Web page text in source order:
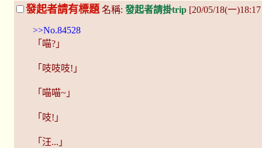
發起者請有標題 名稱: 發起者請掛trip [20/05/18(一
>>No.84528
「喵?」
「吱吱吱!」
「喵喵~」
「吱!」
「汪...」